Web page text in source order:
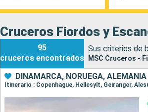
Cruceros Fiordos y
95
cruceros encontrados
Sus criterios de
MSC Cruceros -
DINAMARCA, NORUEGA, ALEMANIA
Itinerario : Copenhague, Hellesylt, Geiranger,